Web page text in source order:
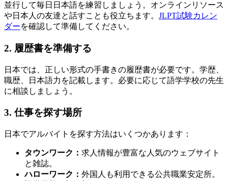
並行して毎日日本語を練習しましょう。オンラインリソース
や日本人の友達と話すことも役立ちます。 JLPT試験カレン
ダーを確認して準備してください。
2. 履歴書を準備する
日本では、正しい形式の手書きの履歴書が必要です。学歴、
職歴、日本語力を記載します。必要に応じて語学学校の先生
に相談しましょう。
3. 仕事を探す場所
日本でアルバイトを探す方法はいくつかあります：
タウンワーク： 求人情報が豊富な人気のウェブサイト
と雑誌。
ハローワーク： 外国人も利用できる公共職業安定所。